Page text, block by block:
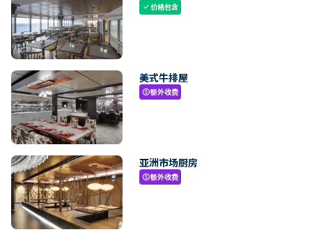
check价格包含
美式牛排屋
paid额外收费
亚洲市场厨房
paid额外收费